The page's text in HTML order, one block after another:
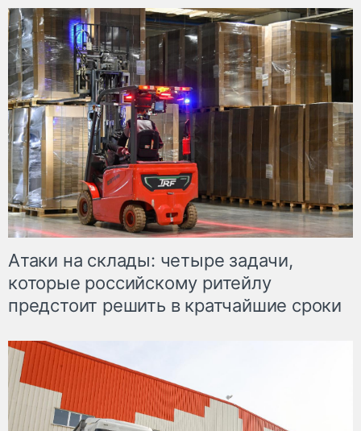
Атаки на склады: четыре задачи,
которые российскому ритейлу
предстоит решить в кратчайшие сроки